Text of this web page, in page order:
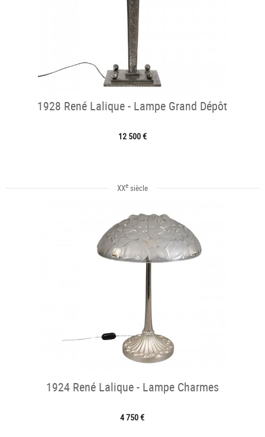
1928 René Lalique - Lampe Grand Dépôt
12 500 €
XXesiècle
1924 René Lalique - Lampe Charmes
4 750 €